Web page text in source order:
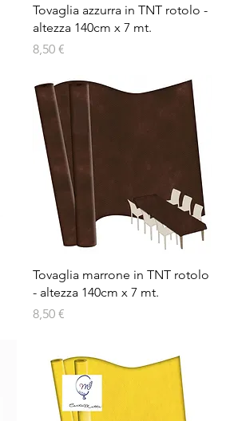
Vista rapida
Tovaglia azzurra in TNT rotolo -
altezza 140cm x 7 mt.
Prezzo
8,50 €
Vista rapida
Tovaglia marrone in TNT rotolo
- altezza 140cm x 7 mt.
Prezzo
8,50 €